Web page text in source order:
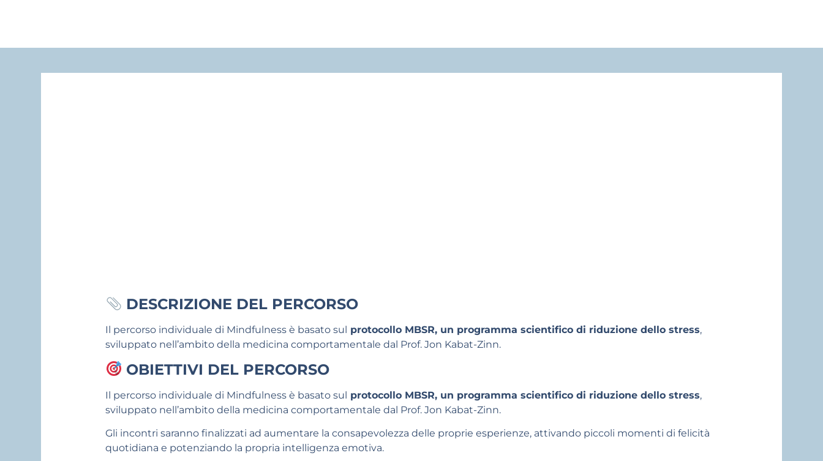
DESCRIZIONE DEL PERCORSO
Il percorso individuale di Mindfulness è basato sul protocollo MBSR, un programma scientifico di riduzione dello stress,
sviluppato nell’ambito della medicina comportamentale dal Prof. Jon Kabat-Zinn.
OBIETTIVI DEL PERCORSO
Il percorso individuale di Mindfulness è basato sul protocollo MBSR, un programma scientifico di riduzione dello stress,
sviluppato nell’ambito della medicina comportamentale dal Prof. Jon Kabat-Zinn.
Gli incontri saranno finalizzati ad aumentare la consapevolezza delle proprie esperienze, attivando piccoli momenti di felicità
quotidiana e potenziando la propria intelligenza emotiva.